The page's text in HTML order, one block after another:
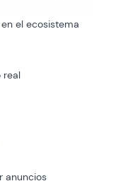
el ecosistema
real
anuncios